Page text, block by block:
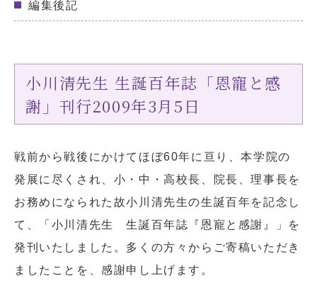
編集後記
小川清先生 生誕百年誌「恩寵と感
謝」刊行2009年3月5日
戦前から戦後にかけてほぼ60年に亘り、本学院の
発展に尽くされ、小・中・高校長、院長、理事長を
お務めになられた故小川清先生の生誕百年を記念し
て、「小川清先生 生誕百年誌『恩寵と感謝』」を
発刊いたしました。多くの方々からご寄稿いただき
ましたことを、感謝申し上げます。